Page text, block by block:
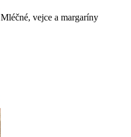
Mléčné, vejce a margaríny